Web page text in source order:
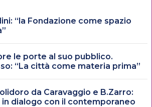
“la Fondazione come spazio
le porte al suo pubblico.
“La città come materia prima”
da Caravaggio e B.Zarro:
dialogo con il contemporaneo